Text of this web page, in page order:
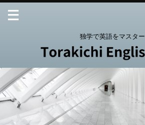
独学で英語をマスター